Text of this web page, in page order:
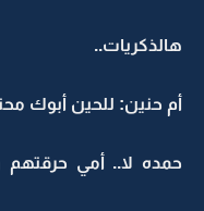
هالذكريات..
أم حنين: للحين أبوك
حمده لا.. أمي